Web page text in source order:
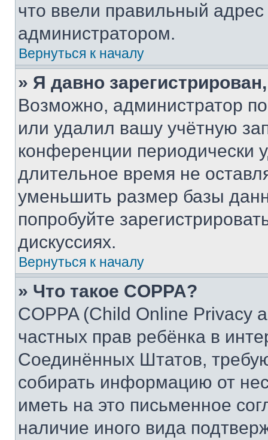
что ввели правильный адрес
администратором.
Вернуться к началу
» Я давно
Возможно, администратор
или удалил вашу учётную
конференции периодически
длительное время не
уменьшить размер базы
попробуйте
дискуссиях.
Вернуться к началу
» Что такое COPPA?
COPPA (Child Online Privacy
частных прав ребёнка в
Соединённых Штатов,
собирать информацию от
иметь на это письменное
наличие иного вида